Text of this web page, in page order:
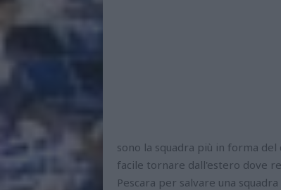
sono la squadra più in forma
facile tornare dall'estero dove
Pescara per salvare una